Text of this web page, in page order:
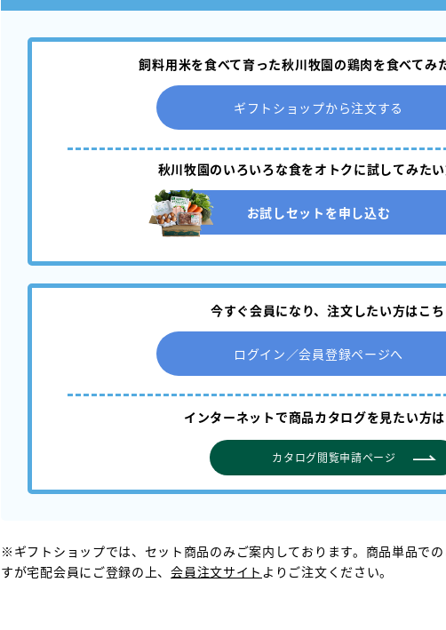
飼料用米を食べて育った秋川牧園の鶏肉を食べてみ
ギフトショップから注文する
秋川牧園のいろいろな食をオトクに試してみた
お試しセットを申し込む
今すぐ会員になり、注文したい方はこち
ログイン／会員登録ページへ
インターネットで商品カタログを見たい方
カタログ閲覧申請ページ
※ギフトショップでは、セット商品のみご案内しております。商品単品で
すが宅配会員にご登録の上、会員注文サイト よりご注文ください。